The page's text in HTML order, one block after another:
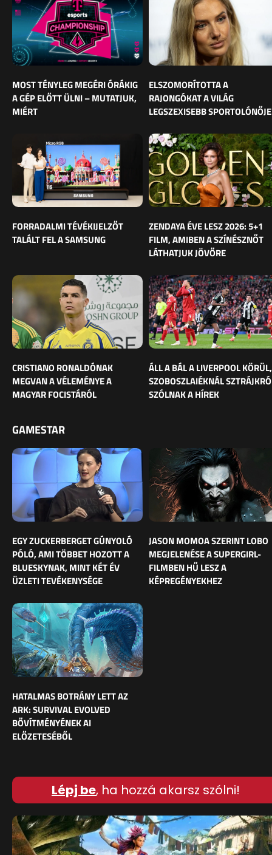
MOST TÉNYLEG MEGÉRI ÓRÁKIG
A GÉP ELŐTT ÜLNI – MUTATJUK,
MIÉRT
ELSZOMORÍTOTTA A
RAJONGÓKAT A VILÁG
LEGSZEXISEBB SPORTOLÓNŐJE
FORRADALMI TÉVÉKIJELZŐT
TALÁLT FEL A SAMSUNG
ZENDAYA ÉVE LESZ 2026: 5+1
FILM, AMIBEN A SZÍNÉSZNŐT
LÁTHATJUK JÖVŐRE
CRISTIANO RONALDÓNAK
MEGVAN A VÉLEMÉNYE A
MAGYAR FOCISTÁRÓL
ÁLL A BÁL A LIVERPOOL KÖRÜL,
SZOBOSZLAIÉKNÁL
SZÓLNAK A HÍREK
GAMESTAR
EGY ZUCKERBERGET GÚNYOLÓ
PÓLÓ, AMI TÖBBET HOZOTT A
BLUESKYNAK, MINT KÉT ÉV
ÜZLETI TEVÉKENYSÉGE
JASON MOMOA SZERINT LOBO
MEGJELENÉSE A SUPERGIRL-
FILMBEN HŰ LESZ A
KÉPREGÉNYEKHEZ
HATALMAS BOTRÁNY LETT AZ
ARK: SURVIVAL EVOLVED
BŐVÍTMÉNYÉNEK AI
ELŐZETESÉBŐL
Lépj be, ha hozzá akarsz szólni!